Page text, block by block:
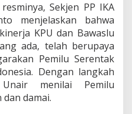
s
Sekjen PP IKA
menjelaskan bahwa
KPU dan Bawaslu
ada, telah berupaya
Pemilu Serentak
Dengan langkah
menilai Pemilu
damai.